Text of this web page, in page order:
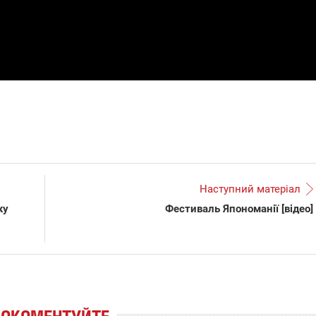
Наступний матеріал
Фестиваль Япономанії [відео]